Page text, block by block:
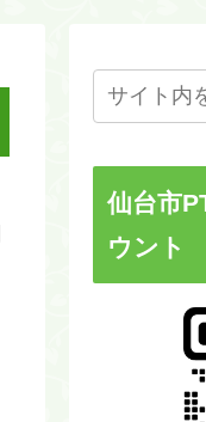
仙台市
ウント